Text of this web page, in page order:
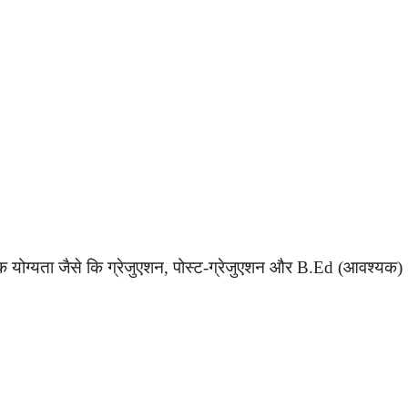
योग्यता जैसे कि ग्रेजुएशन, पोस्ट-ग्रेजुएशन और B.Ed (आवश्यक)